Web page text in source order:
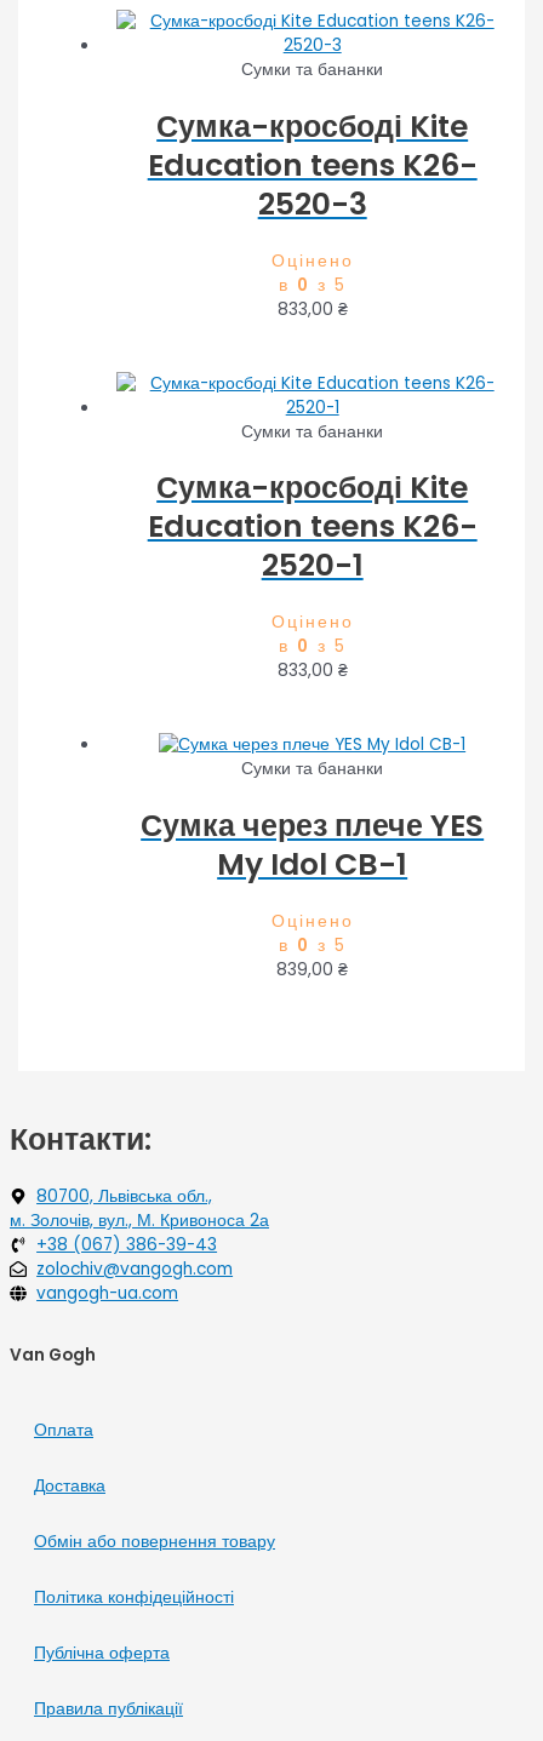
Сумки та бананки
Сумка-кросбоді Kite
Education teens K26-
2520-3
Оцінено
в 0 з 5
833,00 ₴
Сумки та бананки
Сумка-кросбоді Kite
Education teens K26-
2520-1
Оцінено
в 0 з 5
833,00 ₴
Сумки та бананки
Сумка через плече YES
My Idol CB-1
Оцінено
в 0 з 5
839,00₴
Контакти:
80700, Львівська обл.,
м. Золочів, вул., М. Кривоноса 2а
+38 (067) 386-39-43
zolochiv@vangogh.com
vangogh-ua.com
Van Gogh
Оплата
Доставка
Обмін або повернення товару
Політика конфідеційності
Публічна оферта
Правила публікації